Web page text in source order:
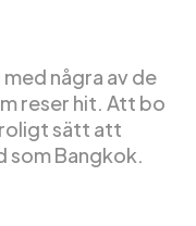
några av de
reser hit. Att bo
sätt att
som Bangkok.